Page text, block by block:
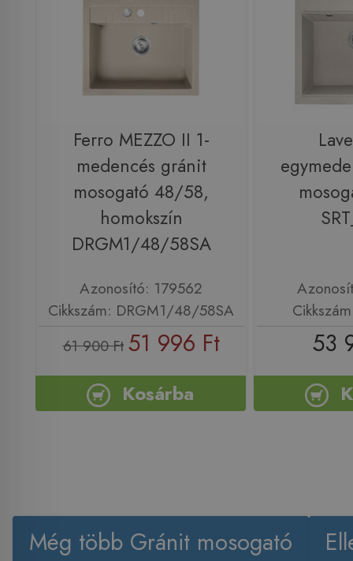
Ferro MEZZO II 1-
medencés gránit
mosogató 48/58,
homokszín
DRGM1/48/58SA
Azonosító: 179562
Cikkszám: DRGM1/48/58SA
61 900 Ft 51 996 Ft
Kosárba
53
Még több Gránit mosogató